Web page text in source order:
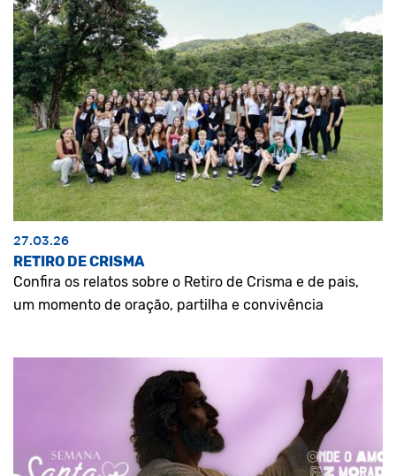
27.03.26
RETIRO DE CRISMA
Confira os relatos sobre o Retiro de Crisma e de pais,
um momento de oração, partilha e convivência